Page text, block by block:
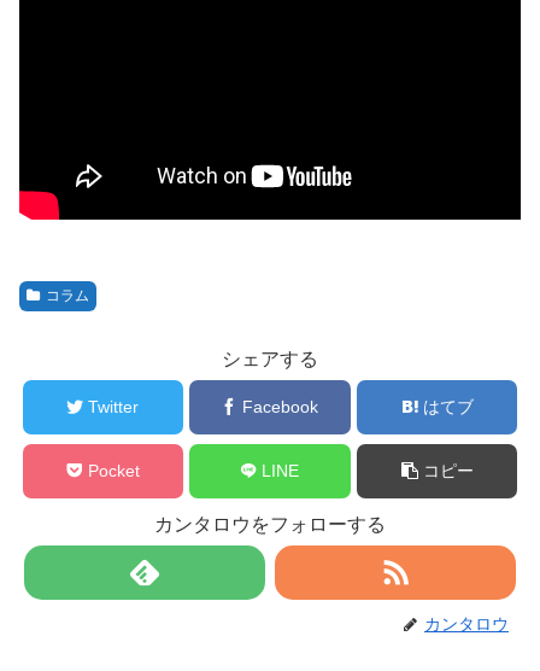
コラム
シェアする
Twitter Facebook はてブ
Pocket LINE コピー
カンタロウをフォローする
カンタロウ